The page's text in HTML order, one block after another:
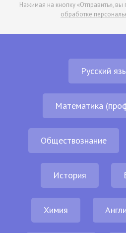
Нажимая на кнопку «Отправить», вы
обработке
Русский
Математика
Обществознание
История
Химия